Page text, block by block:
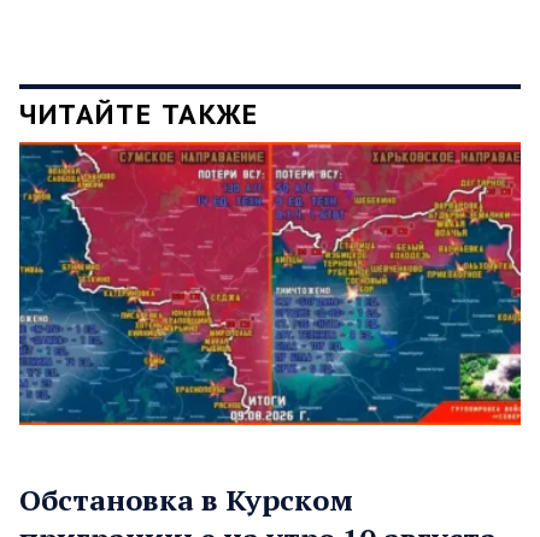
ЧИТАЙТЕ ТАКЖЕ
Обстановка в Курском